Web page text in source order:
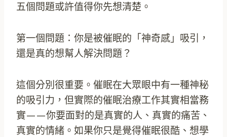
五個問題或許值得你先想清楚。
第一個問題：你是被催眠的「神奇感」吸引，
還是真的想幫人解決問題？
這個分別很重要。催眠在大眾眼中有一種神秘
的吸引力，但實際的催眠治療工作其實相當務
實——你要面對的是真實的人、真實的痛苦、
真實的情緒。如果你只是覺得催眠很酷、想學